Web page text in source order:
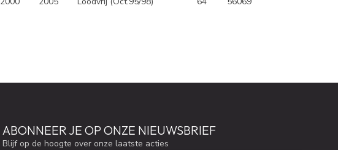
ABONNEER JE OP ONZE NIEUWSBRIEF
Blijf op de hoogte over onze laatste acties